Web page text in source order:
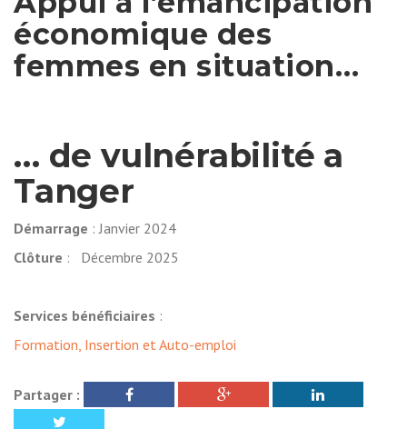
économique des
femmes en situation…
… de vulnérabilité a
Tanger
Démarrage : Janvier 2024
Clôture : Décembre 2025
Services bénéficiaires :
Formation, Insertion et Auto-emploi
Partager :